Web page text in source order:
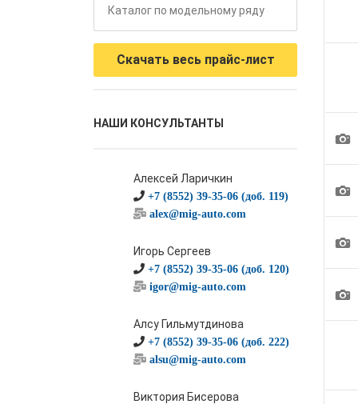
Каталог по модельному ряду
Скачать весь прайс-лист
НАШИ КОНСУЛЬТАНТЫ
Алексей Ларичкин
+7 (8552) 39-35-06 (доб. 119)
alex@mig-auto.com
Игорь Сергеев
+7 (8552) 39-35-06 (доб. 120)
igor@mig-auto.com
Алсу Гильмутдинова
+7 (8552) 39-35-06 (доб. 222)
alsu@mig-auto.com
Виктория Бисерова
1
1
1
1